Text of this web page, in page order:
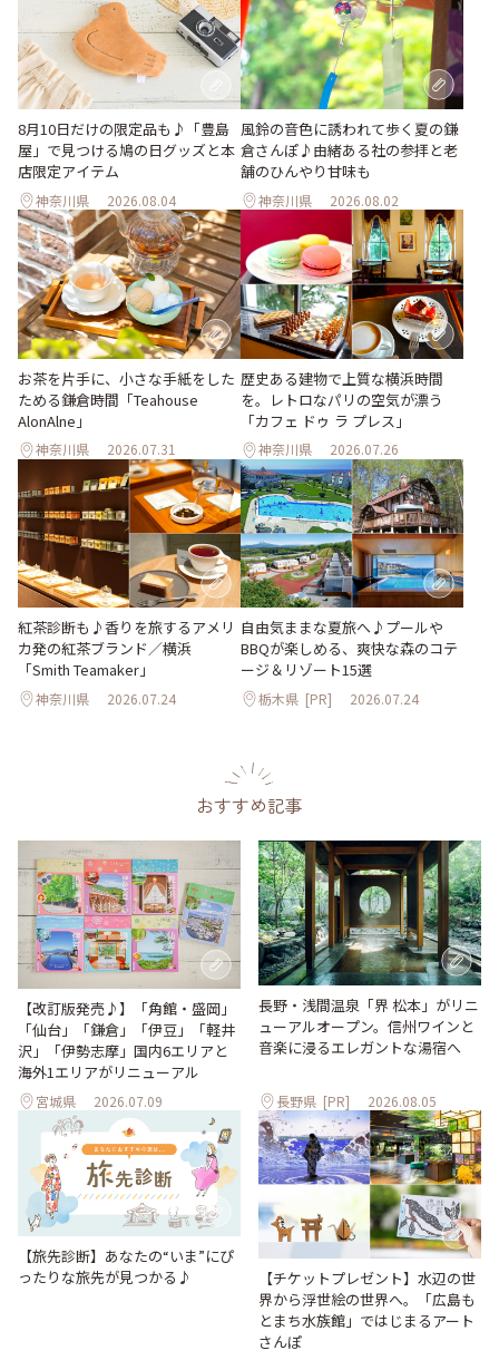
8月10日だけの限定品も♪「豊島
屋」で見つける鳩の日グッズと本
店限定アイテム
神奈川県 2026.08.04
風鈴の音色に誘われて歩く夏の鎌
倉さんぽ♪由緒ある社の参拝と老
舗のひんやり甘味も
神奈川県 2026.08.02
お茶を片手に、小さな手紙をした
ためる鎌倉時間「Teahouse
AlonAlne」
神奈川県 2026.07.31
歴史ある建物で上質な横浜時間
を。レトロなパリの空気が漂う
「カフェ ドゥ ラ プレス」
神奈川県 2026.07.26
紅茶診断も♪香りを旅するアメリ
カ発の紅茶ブランド／横浜
「Smith Teamaker」
神奈川県 2026.07.24
自由気ままな夏旅へ♪プールや
BBQが楽しめる、爽快な森のコテ
ージ＆リゾート15選
栃木県 [PR] 2026.07.24
おすすめ記事
【改訂版発売♪】「角館・盛岡」
「仙台」「鎌倉」「伊豆」「軽井
沢」「伊勢志摩」国内6エリアと
海外1エリアがリニューアル
宮城県 2026.07.09
長野・浅間温泉「界 松本」がリニ
ューアルオープン。信州ワインと
音楽に浸るエレガントな湯宿へ
長野県 [PR] 2026.08.05
【旅先診断】あなたの“いま”にぴ
ったりな旅先が見つかる♪
【チケットプレゼント】水辺の世
界から浮世絵の世界へ。「広島も
とまち水族館」ではじまるアート
さんぽ